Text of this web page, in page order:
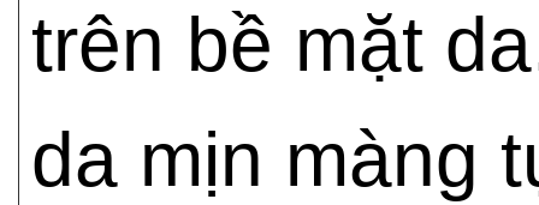
trên bề mặt
da mịn màng